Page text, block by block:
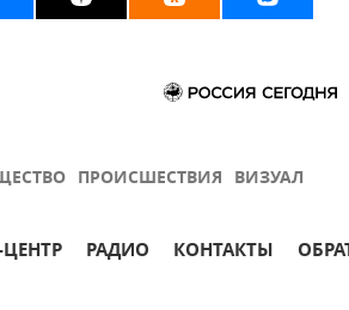
ПРОИСШЕСТВИЯ ВИЗУАЛ
РАДИО КОНТАКТЫ